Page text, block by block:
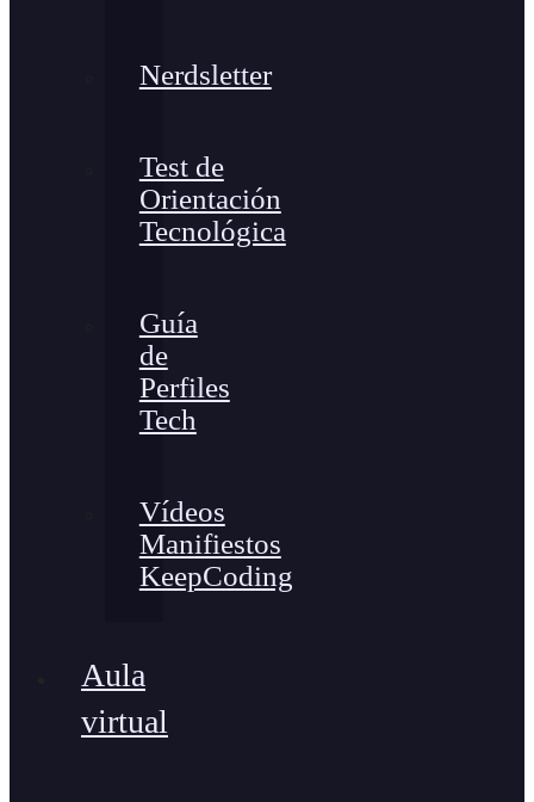
Nerdsletter
Test de
Orientación
Tecnológica
Guía
de
Perfiles
Tech
Vídeos
Manifiestos
KeepCoding
Aula
virtual